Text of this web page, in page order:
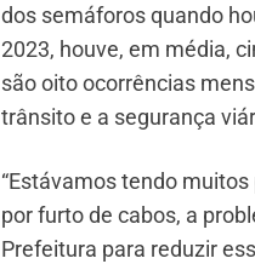
dos semáforos quando
2023, houve, em média,
são oito ocorrências
trânsito e a segurança
“Estávamos tendo
por furto de cabos, a
Prefeitura para reduzir